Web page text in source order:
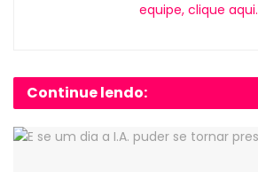
equipe, clique aqui.
Continue lendo: